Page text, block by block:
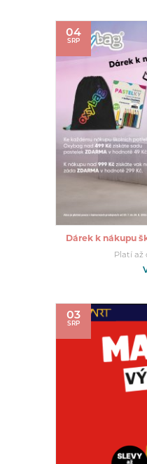
04
SRP
Dárek k nákupu
Platí až
03
SRP